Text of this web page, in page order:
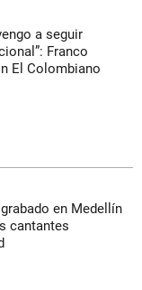
a seguir
Franco
El Colombiano
en Medellín
cantantes